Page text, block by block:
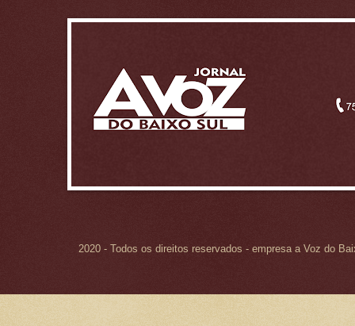
2020 - Todos os direitos reservados - empresa a Voz do